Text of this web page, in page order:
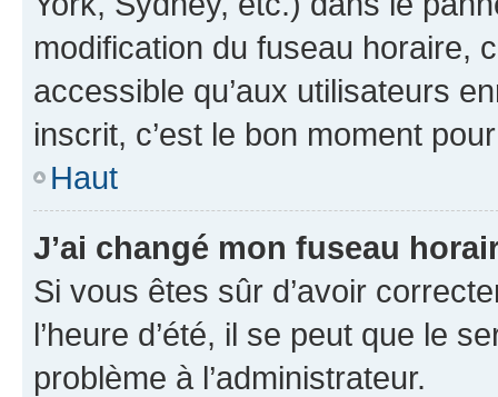
modification du fuseau horaire,
accessible qu’aux utilisateurs
inscrit, c’est le bon moment
Haut
J’ai changé mon fuseau
Si vous êtes sûr d’avoir
l’heure d’été, il se peut que le
problème à l’administrateur.